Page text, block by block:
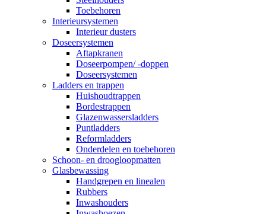
Toebehoren
Interieursystemen
Interieur dusters
Doseersystemen
Aftapkranen
Doseerpompen/ -doppen
Doseersystemen
Ladders en trappen
Huishoudtrappen
Bordestrappen
Glazenwassersladders
Puntladders
Reformladders
Onderdelen en toebehoren
Schoon- en droogloopmatten
Glasbewassing
Handgrepen en linealen
Rubbers
Inwashouders